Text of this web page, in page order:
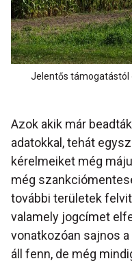
Jelentős támogatástól
Azok akik már
adatokkal, tehát
kérelmeiket még
még
további területek
valamely jogcímet
vonatkozóan sajnos
áll fenn, de még